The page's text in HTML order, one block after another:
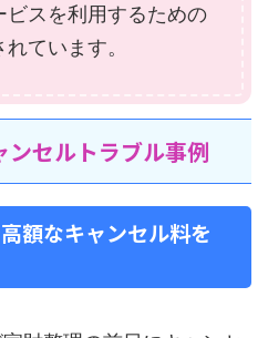
ビスを利用するための
ています。
セルトラブル事例
額なキャンセル料を